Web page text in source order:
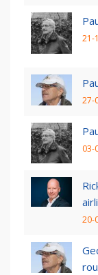
21-
27-
03-
20-